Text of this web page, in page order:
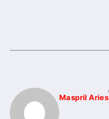
Maspril Aries